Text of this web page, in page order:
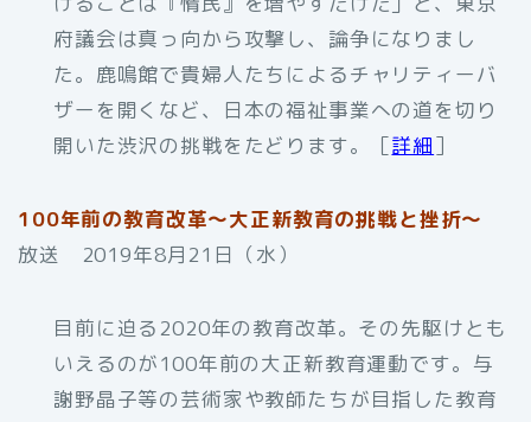
府議会は真っ向から攻撃し、論争になりまし
た。鹿鳴館で貴婦人たちによるチャリティーバ
ザーを開くなど、日本の福祉事業への道を切り
開いた渋沢の挑戦をたどります。［詳細］
100年前の教育改革～大正新教育の挑戦と挫折～
放送 2019年8月21日（水）
目前に迫る2020年の教育改革。その先駆けとも
いえるのが100年前の大正新教育運動です。与
謝野晶子等の芸術家や教師たちが目指した教育